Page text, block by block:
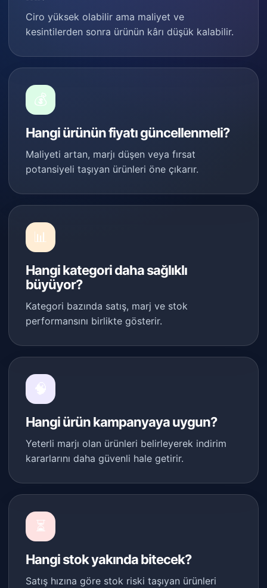
Ciro yüksek olabilir ama maliyet ve
kesintilerden sonra ürünün kârı düşük kalabilir.
💰
Hangi ürünün fiyatı güncellenmeli?
Maliyeti artan, marjı düşen veya fırsat
potansiyeli taşıyan ürünleri öne çıkarır.
📊
Hangi kategori daha sağlıklı
büyüyor?
Kategori bazında satış, marj ve stok
performansını birlikte gösterir.
Hangi ürün kampanyaya uygun?
Yeterli marjı olan ürünleri belirleyerek indirim
kararlarını daha güvenli hale getirir.
⏳
Hangi stok yakında bitecek?
Satış hızına göre stok riski taşıyan ürünleri